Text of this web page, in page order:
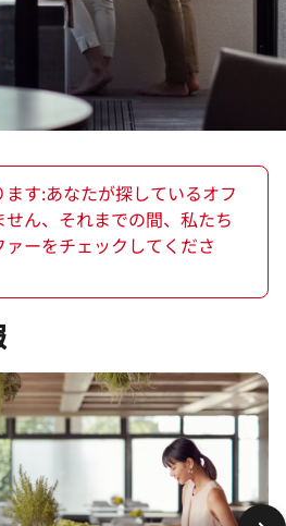
す:あなたが探しているオフ
ん、それまでの間、私たち
ーをチェックしてくださ